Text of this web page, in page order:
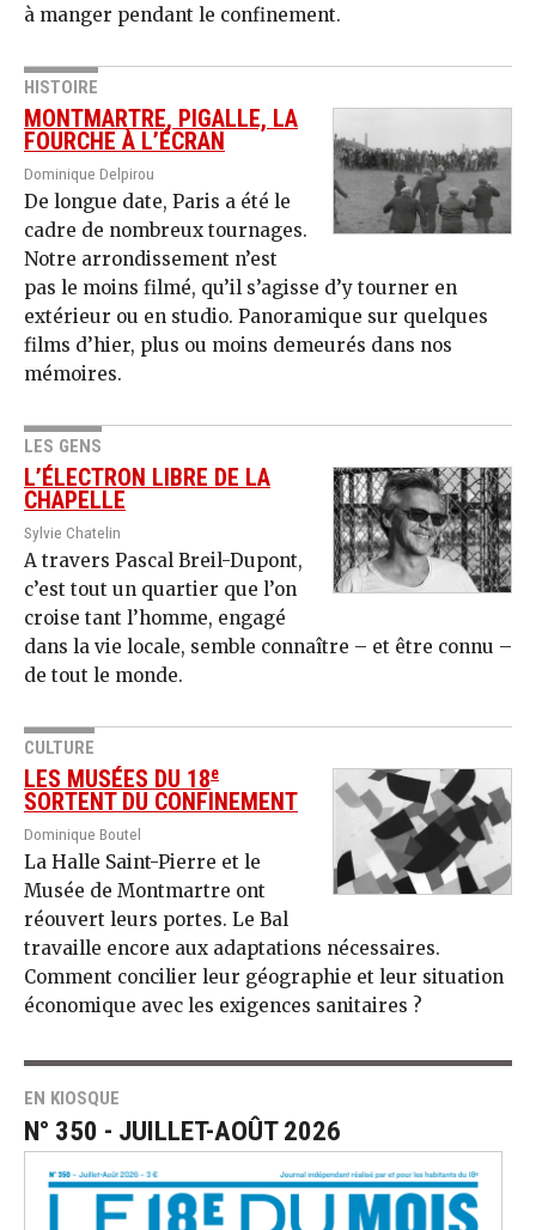
à manger pendant le confinement.
HISTOIRE
MONTMARTRE, PIGALLE, LA
FOURCHE À L’ÉCRAN
Dominique Delpirou
De longue date, Paris a été le
cadre de nombreux tournages.
Notre arrondissement n’est
pas le moins filmé, qu’il s’agisse d’y tourner en
extérieur ou en studio. Panoramique sur quelques
films d’hier, plus ou moins demeurés dans nos
mémoires.
LES GENS
L’ÉLECTRON LIBRE DE LA
CHAPELLE
Sylvie Chatelin
A travers Pascal Breil-Dupont,
c’est tout un quartier que l’on
croise tant l’homme, engagé
dans la vie locale, semble connaître – et être connu –
de tout le monde.
CULTURE
LES MUSÉES DU 18e
SORTENT DU CONFINEMENT
Dominique Boutel
La Halle Saint-Pierre et le
Musée de Montmartre ont
réouvert leurs portes. Le Bal
travaille encore aux adaptations nécessaires.
Comment concilier leur géographie et leur situation
économique avec les exigences sanitaires ?
EN KIOSQUE
N° 350 - JUILLET-AOÛT 2026